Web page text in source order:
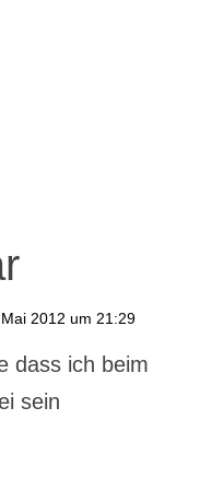
2012 um 21:29
dass ich beim
sein